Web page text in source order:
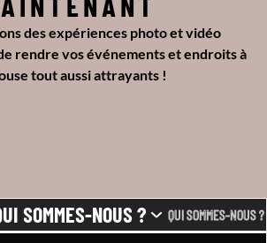
des expériences photo et vidéo
rendre vos événements et endroits à
tout aussi attrayants !
SOMMES-NOUS ? QUI SOMMES-NOUS ?